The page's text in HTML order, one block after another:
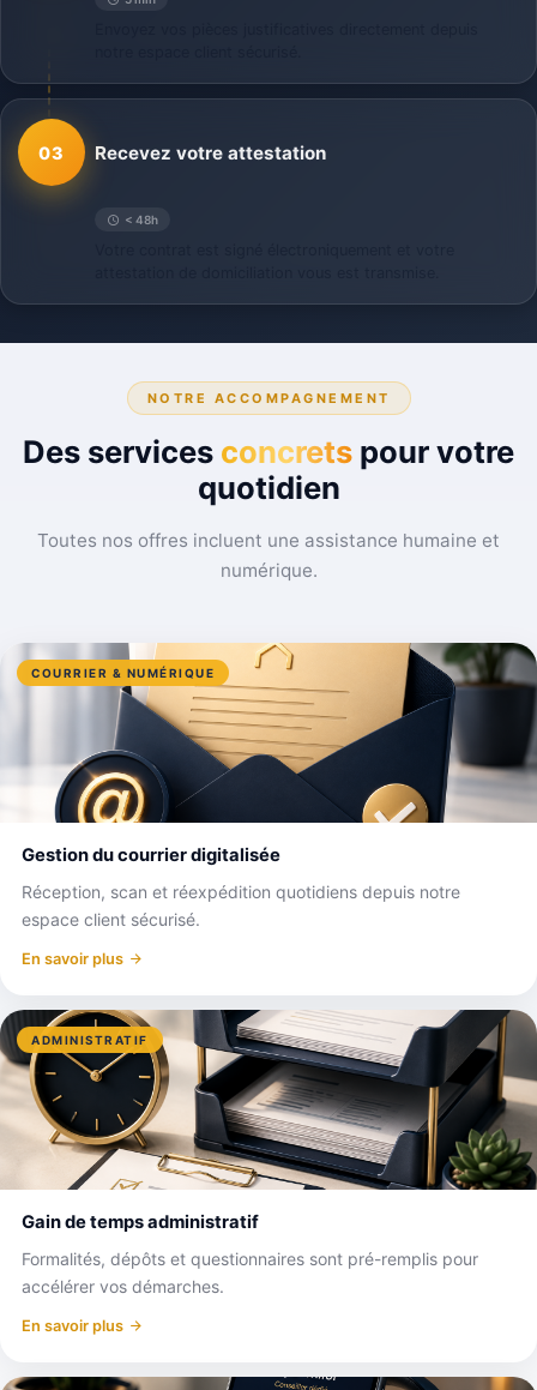
03
< 48h
Recevez votre attestation
NOTRE ACCOMPAGNEMENT
Des services concrets pour votre
quotidien
Toutes nos offres incluent une assistance humaine et
numérique.
COURRIER & NUMÉRIQUE
Gestion du courrier digitalisée
Réception, scan et réexpédition quotidiens depuis notre
espace client sécurisé.
En savoir plus
ADMINISTRATIF
Gain de temps administratif
Formalités, dépôts et questionnaires sont pré-remplis pour
accélérer vos démarches.
En savoir plus